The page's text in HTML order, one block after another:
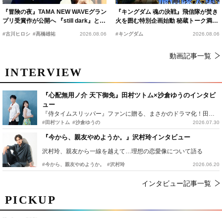
PICKUP
『冒険の夜』TAMA NEW WAVEグラン
プリ受賞作が公開へ 『still dark』と同
時上映決定
#古川ヒロシ #髙橋雄祐 2026.08.06
『キングダム 魂の決戦』飛信隊が焚き
火を囲む特別企画始動 秘蔵トーク満載
の“キングダムキャンプ”開催
#キングダム 2026.08.06
動画記事一覧
INTERVIEW
『心配無用ノ介 天下御免』田村ツトム×沙倉ゆうのインタビ
ュー
『侍タイムスリッパー』ファンに贈る、まさかのドラマ化！田村ツトム×沙倉ゆうのが語る『心配無用ノ介』撮影秘話
#田村ツトム #沙倉ゆうの 2026.07.30
『今から、親友やめようか。』沢村玲インタビュー
沢村玲、親友から一線を越えて…理想の恋愛像について語る
#今から、親友やめようか。 #沢村玲 2026.06.20
インタビュー記事一覧